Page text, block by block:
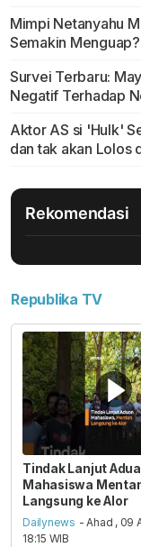
Mimpi Netanyahu
Semakin Menguap?
Survei Terbaru:
Negatif Terhadap
Aktor AS si 'Hulk'
dan tak akan Lolos
Rekomendasi
Republika TV
Tindak Lanjut
Mahasiswa
Langsung ke Alor
Dailynews - Ahad , 09
18:15 WIB